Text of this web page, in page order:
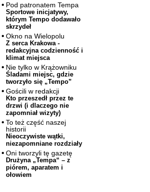
Pod patronatem Tempa
Sportowe inicjatywy,
którym Tempo dodawało
skrzydeł
Okno na Wielopolu
Z serca Krakowa -
redakcyjna codzienność i
klimat miejsca
Nie tylko w Krążowniku
Śladami miejsc, gdzie
tworzyło się „Tempo”
Gościli w redakcji
Kto przeszedł przez te
drzwi (i dlaczego nie
zapomniał wizyty)
To też część naszej
historii
Nieoczywiste wątki,
niezapomniane rozdziały
Oni tworzyli tę gazetę
Drużyna „Tempa“ – z
piórem, aparatem i
ołowiem